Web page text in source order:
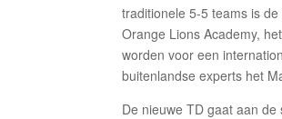
traditionele 5-5 teams is
Orange Lions Academy,
worden voor een
buitenlandse experts het
De nieuwe TD gaat aan